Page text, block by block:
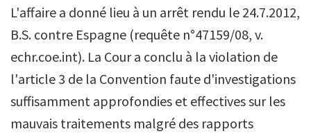
L'affaire a donné lieu à un arrêt rendu le 24.7.2012,
B.S. contre Espagne (requête n°47159/08, v.
echr.coe.int). La Cour a conclu à la violation de
l'article 3 de la Convention faute d'investigations
suffisamment approfondies et effectives sur les
mauvais traitements malgré des rapports